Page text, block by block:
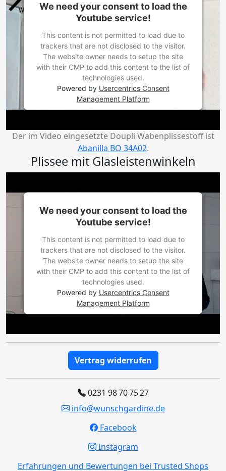
We need your consent to load the
Youtube service!
This content is not permitted to load due to
trackers that are not disclosed to the visitor.
The website owner needs to setup the site
with their CMP to add this content to the list of
technologies used.
Powered by Usercentrics Consent
Management Platform
Der im Video eingesetzte Doupli Wabenplissestoff ist
Abanilla BO 34A02.
Plissee mit Glasleistenwinkeln
We need your consent to load the
Youtube service!
This content is not permitted to load due to
trackers that are not disclosed to the visitor.
The website owner needs to setup the site
with their CMP to add this content to the list of
technologies used.
Powered by Usercentrics Consent
Management Platform
Vertrag widerrufen
0231 98 70 75 27
info@wunschgardine.de
Facebook
Instagram
Erfahrungen und Bewertungen bei Trusted Shops